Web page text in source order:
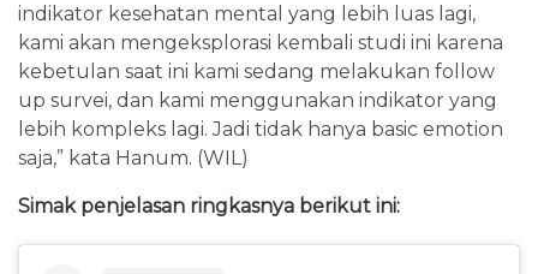
indikator kesehatan mental yang lebih luas lagi,
kami akan mengeksplorasi kembali studi ini karena
kebetulan saat ini kami sedang melakukan follow
up survei, dan kami menggunakan indikator yang
lebih kompleks lagi. Jadi tidak hanya basic emotion
saja,” kata Hanum. (WIL)
Simak penjelasan ringkasnya berikut ini: